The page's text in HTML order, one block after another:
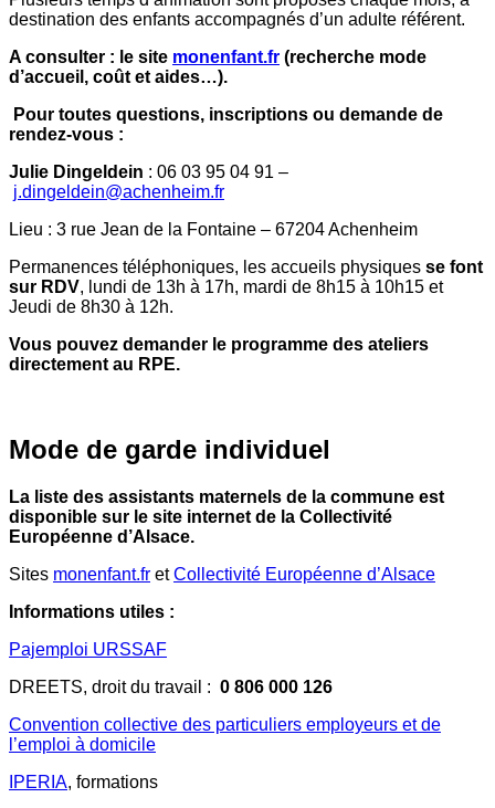
destination des enfants accompagnés d’un adulte référent.
A consulter : le site monenfant.fr (recherche mode
d’accueil, coût et aides…).
Pour toutes questions, inscriptions ou demande de
rendez-vous :
Julie Dingeldein : 06 03 95 04 91 –
j.dingeldein@achenheim.fr
Lieu : 3 rue Jean de la Fontaine – 67204 Achenheim
Permanences téléphoniques, les accueils physiques se font
sur RDV, lundi de 13h à 17h, mardi de 8h15 à 10h15 et
Jeudi de 8h30 à 12h.
Vous pouvez demander le programme des ateliers
directement au RPE.
Mode de garde individuel
La liste des assistants maternels de la commune est
disponible sur le site internet de la Collectivité
Européenne d’Alsace.
Sites monenfant.fr etCollectivité Européenne d’Alsace
Informations utiles :
Pajemploi URSSAF
DREETS, droit du travail : 0 806 000 126
Convention collective des particuliers employeurs et de
l’emploi à domicile
IPERIA, formations